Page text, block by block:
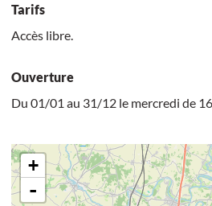
Tarifs
Accès libre.
Ouverture
Du 01/01 au 31/12 le mercredi de
+
-